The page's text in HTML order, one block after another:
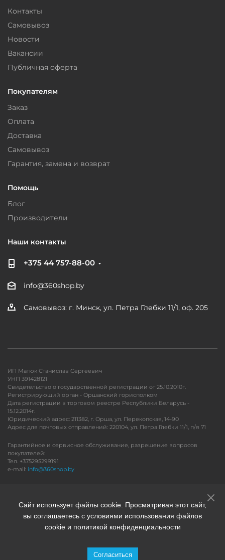
Контакты
Самовывоз
Новости
Вакансии
Публичная оферта
Покупателям
Заказ
Оплата
Доставка
Самовывоз
Гарантия, замена и возврат
Помощь
Блог
Производители
Наши контакты
+375 44 757-88-00
info@360shop.by
Самовывоз: г. Минск, ул. Петра Глебки 11/1, оф. 205
ИП Матюк Станислав Сергеевич
УНП 391428121
Свидетельство о государственной регистрации от 25.10.2010г.
Регистрирующий орган - Оршанский горисполком
Дата регистрации в торговом реестре Республики Беларусь -
15.12.2014г.
Юридический адрес: 211382, г. Орша, ул. Перекопская, 14-90
Адрес для почтовых отправлений: 220104, ул. Петра Глебки 11/1, п/я 71
Гарантийное и сервисное обслуживание, разрешение вопросов
покупателей:
Тел. +375295299191
e-mail: info@360shop.by
Сайт использует файлы cookie. Просматривая этот сайт,
вы соглашаетесь с условиями использования файлов
cookie и политикой конфиденциальности
Согласиться